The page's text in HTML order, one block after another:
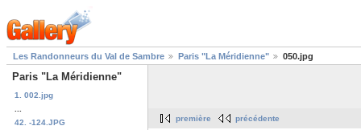
Les Randonneurs du Val de Sambre Paris "La Méridienne" 050.jpg
Paris "La Méridienne"
1. 002.jpg
42. -124.JPG
première précédente